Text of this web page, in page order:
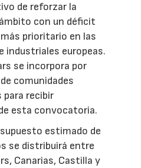
de reforzar la
con un déficit
prioritario en las
industriales europeas.
se incorpora por
comunidades
para recibir
esta convocatoria.
estimado de
se distribuirá entre
Canarias, Castilla y